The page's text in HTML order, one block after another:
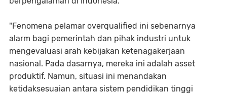
"Fenomena pelamar overqualified ini sebenarnya
alarm bagi pemerintah dan pihak industri untuk
mengevaluasi arah kebijakan ketenagakerjaan
nasional. Pada dasarnya, mereka ini adalah asset
produktif. Namun, situasi ini menandakan
ketidaksesuaian antara sistem pendidikan tinggi